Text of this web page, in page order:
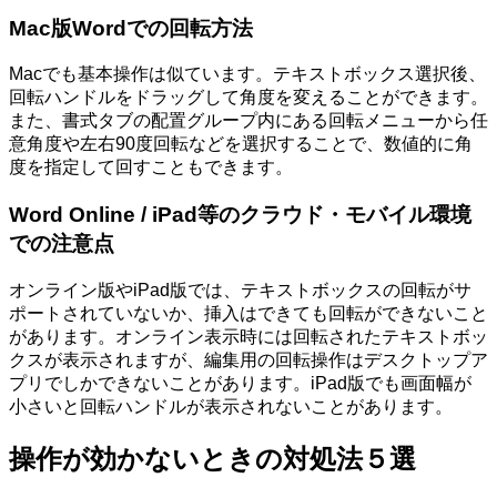
Mac版Wordでの回転方法
Macでも基本操作は似ています。テキストボックス選択後、
回転ハンドルをドラッグして角度を変えることができます。
また、書式タブの配置グループ内にある回転メニューから任
意角度や左右90度回転などを選択することで、数値的に角
度を指定して回すこともできます。
Word Online / iPad等のクラウド・モバイル環境
での注意点
オンライン版やiPad版では、テキストボックスの回転がサ
ポートされていないか、挿入はできても回転ができないこと
があります。オンライン表示時には回転されたテキストボッ
クスが表示されますが、編集用の回転操作はデスクトップア
プリでしかできないことがあります。iPad版でも画面幅が
小さいと回転ハンドルが表示されないことがあります。
操作が効かないときの対処法５選